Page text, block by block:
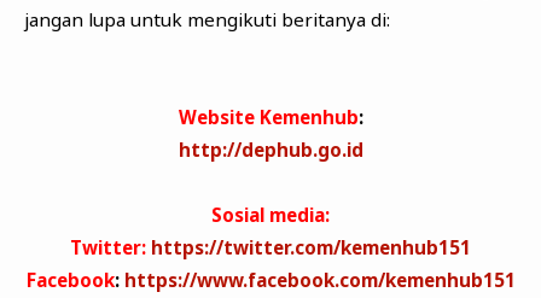
jangan lupa untuk mengikuti beritanya di:
Website Kemenhub:
http://dephub.go.id
Sosial media:
Twitter: https://twitter.com/kemenhub151
Facebook: https://www.facebook.com/kemenhub151